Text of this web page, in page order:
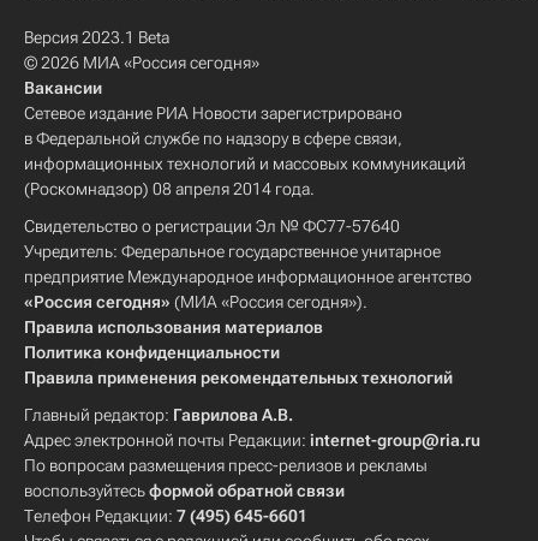
Версия 2023.1 Beta
© 2026 МИА «Россия сегодня»
Вакансии
Сетевое издание РИА Новости зарегистрировано
в Федеральной службе по надзору в сфере связи,
информационных технологий и массовых коммуникаций
(Роскомнадзор) 08 апреля 2014 года.
Свидетельство о регистрации Эл № ФС77-57640
Учредитель: Федеральное государственное унитарное
предприятие Международное информационное агентство
«Россия сегодня» (МИА «Россия сегодня»).
Правила использования материалов
Политика конфиденциальности
Правила применения рекомендательных технологий
Главный редактор: Гаврилова А.В.
Адрес электронной почты Редакции: internet-group@ria.ru
По вопросам размещения пресс-релизов и рекламы
воспользуйтесьформой обратной связи
Телефон Редакции: 7 (495) 645-6601